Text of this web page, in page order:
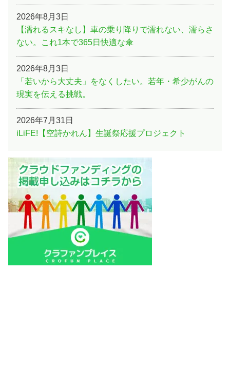
2026年8月3日
【濡れるスキなし】車の乗り降りで濡れない、濡らさ
ない。これ1本で365日快適な傘
2026年8月3日
「若いから大丈夫」をなくしたい。若年・希少がんの
現実を伝える挑戦。
2026年7月31日
iLiFE!【空詩かれん】生誕祭応援プロジェクト